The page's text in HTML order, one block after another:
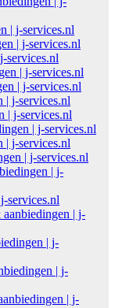
| j-services.nl
| j-services.nl
services.nl
| j-services.nl
| j-services.nl
| j-services.nl
| j-services.nl
| j-services.nl
| j-services.nl
| j-services.nl
| j-
services.nl
| j-
| j-
| j-
| j-